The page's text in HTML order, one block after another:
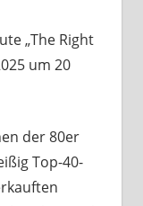
„The Right
um 20
der 80er
Top-40-